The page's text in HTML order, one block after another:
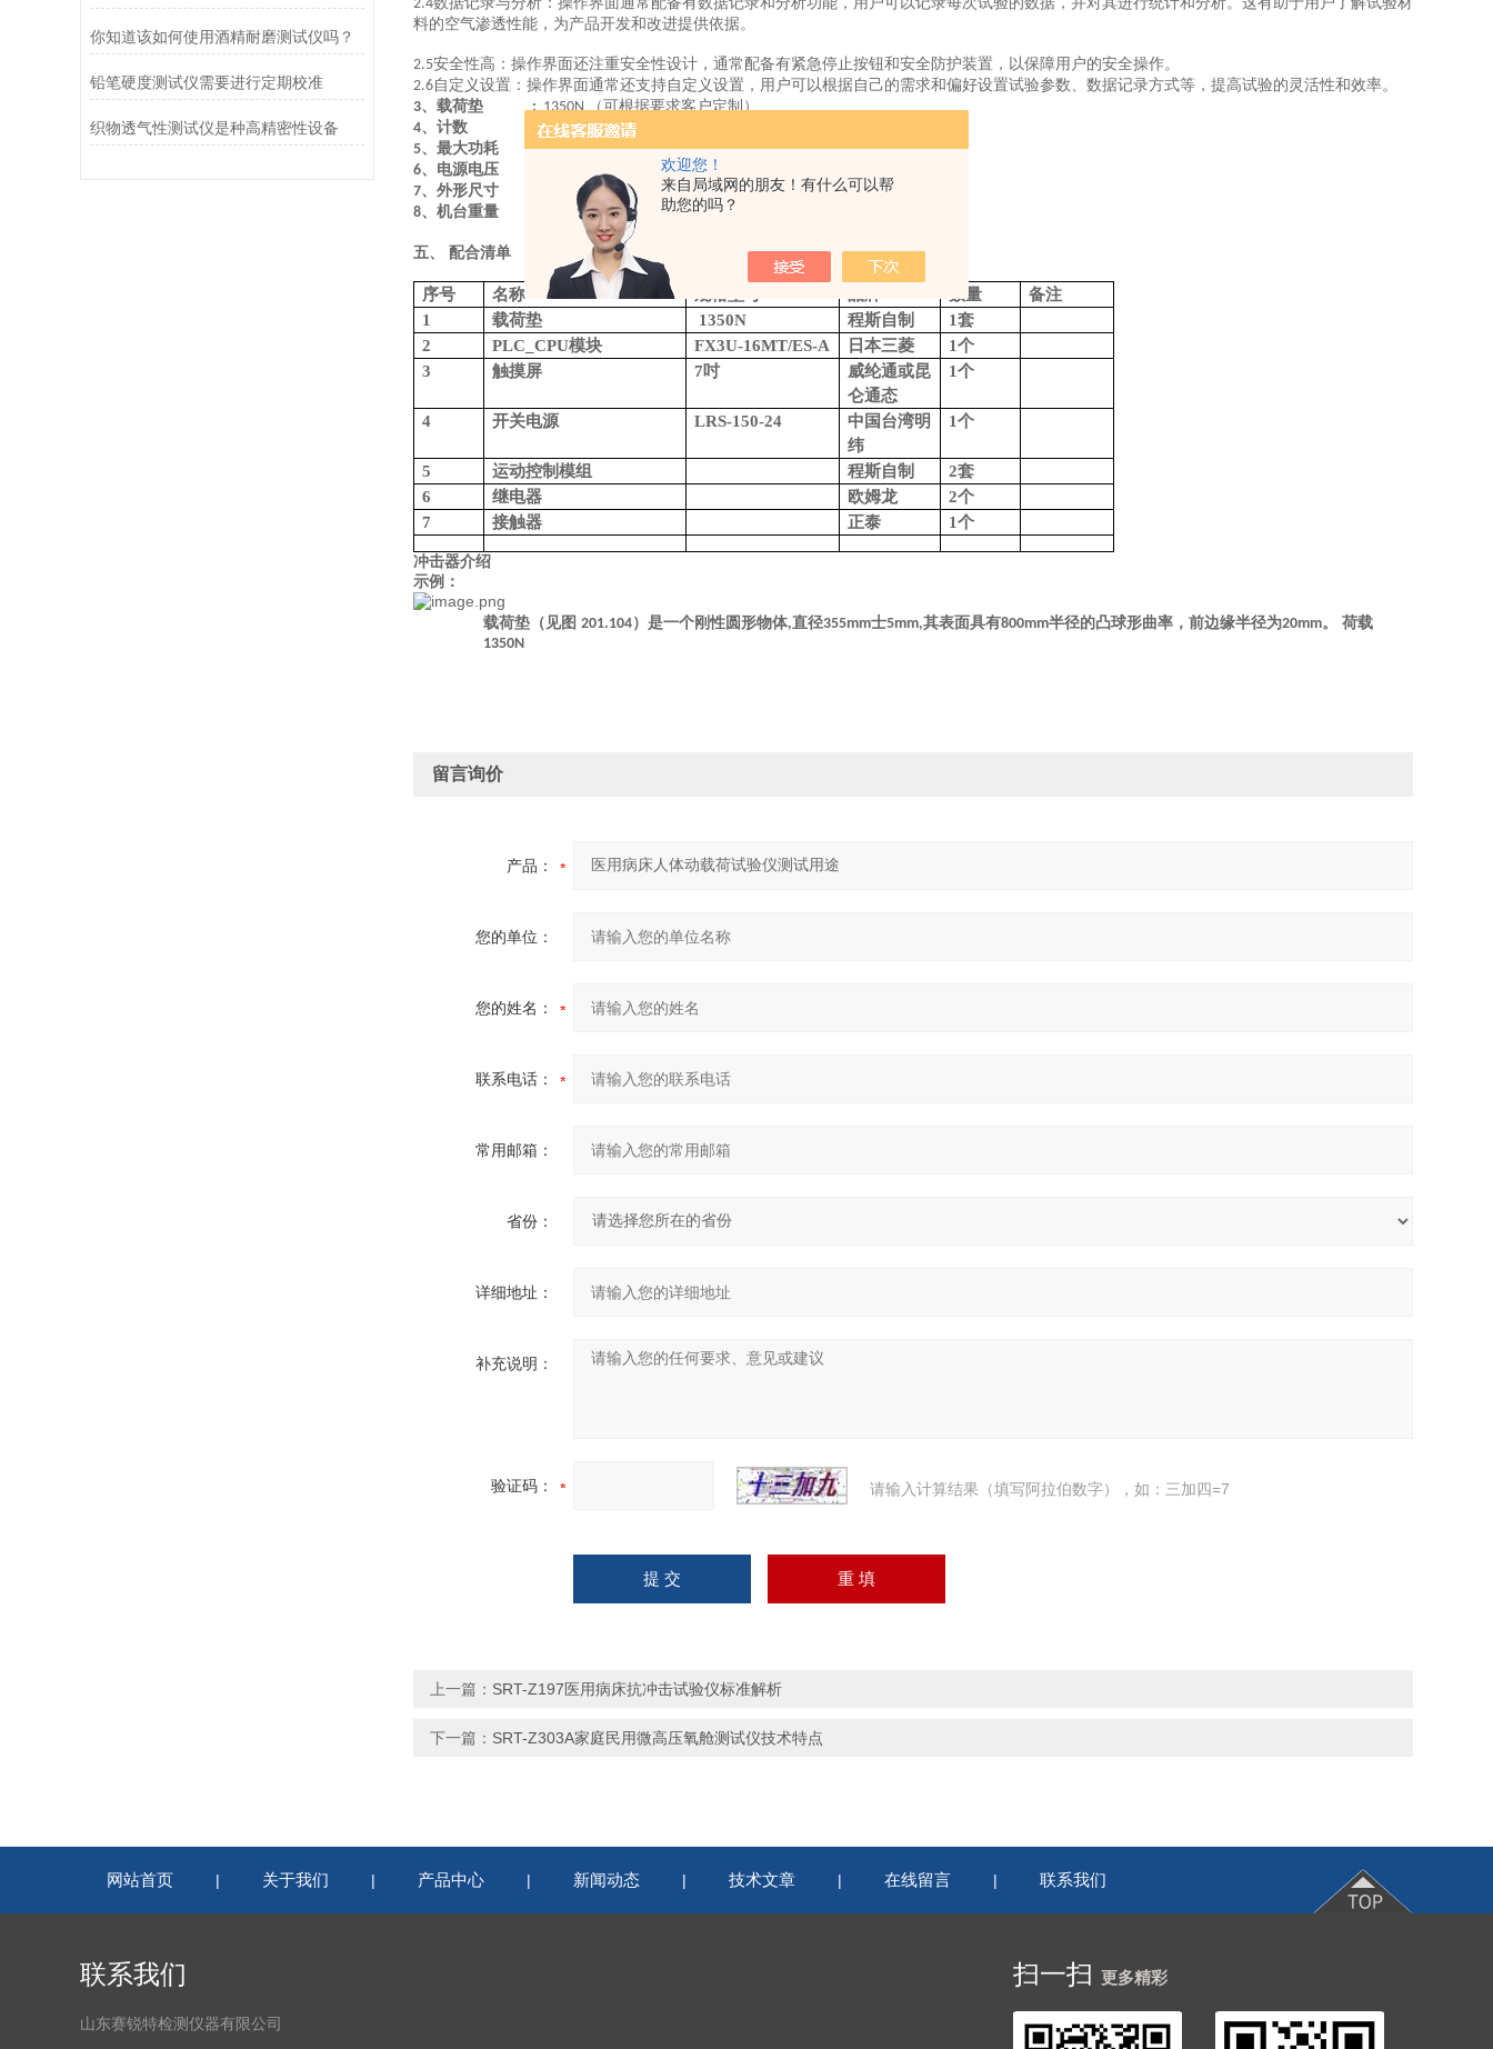
欢迎您！
来自局域网的朋友！有什么可以帮
助您的吗？
你知道该如何使用酒精耐磨测试仪吗？
铅笔硬度测试仪需要进行定期校准
织物透气性测试仪是种高精密性设备
2.4
料的空气渗透性能，为产品开发和改进提供依据。
2.5安全性高：操作界面还注重安全性设计，通常配备有紧急停止按钮和安全防护装置，以保障用户的安全操作。
2.6自定义设置：操作界面通常还支持自定义设置，用户可以根据自己的需求和偏好设置试验参数、数据记录方式等，提高试验的灵活性和效率。
3、载荷垫: 1350N（可根据要求客户定制）
4、计数 0-999999次
5、最大功耗 ： 1.0KW
6、电源电压 10﹪，
50HZ
7、外形尺寸
8、机台重量
五、 配合清单
序号 名称 数量
备注
1
载荷垫 1350N 程斯自制
1套
2
PLC_CPU模块 FX3U-16MT/ES-A 日本三菱 1个
3
触摸屏 7吋
威纶通或昆
仑通态
1个
4 开关电源 LRS-150-24
中国台湾明
纬
1个
5 运动控制模组 程斯自制
2套
6
继电器 欧姆龙
2个
7
接触器 正泰 1个
冲击器介绍
示例：
载荷垫（见图 201.104）是一个刚性圆形物体,直径355mm士5mm,其表面具有800mm半径的凸球形曲率，前边缘半径为20mm。 荷载
1350N
留言询价
产品：
您的单位：
您的姓名：
联系电话：
常用邮箱：
省份：
详细地址：
补充说明：
验证码： 请输入计算结果（填写阿拉伯数字），如：三加四=7
上一篇： SRT-Z197医用病床抗冲击试验仪标准解析
下一篇： SRT-Z303A家庭民用微高压氧舱测试仪技术特点
网站首页 | 关于我们 | 产品中心 | 新闻动态 | 技术文章 | 在线留言 | 联系我们
联系我们
山东赛锐特检测仪器有限公司
扫一扫 更多精彩